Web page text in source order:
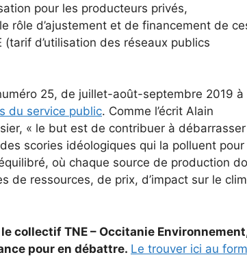
pour les producteurs privés,
rôle d’ajustement et de financement de
d’utilisation des réseaux publics
25, de juillet-août-septembre 2019 à
du service public. Comme l’écrit Alain
« le but est de contribuer à débarrasser
scories idéologiques qui la polluent pour
où chaque source de production
de ressources, de prix, d’impact sur le
collectif TNE – Occitanie
pour en débattre. Le trouver ici au